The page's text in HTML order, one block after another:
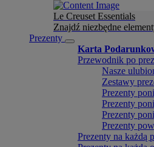
Le Creuset Essentials
Znajdź niezbędne
Prezenty
Karta
Przewodnik po
Nasze
Zestawy
Prezenty
Prezenty
Prezenty
Prezenty
Prezenty na każdą